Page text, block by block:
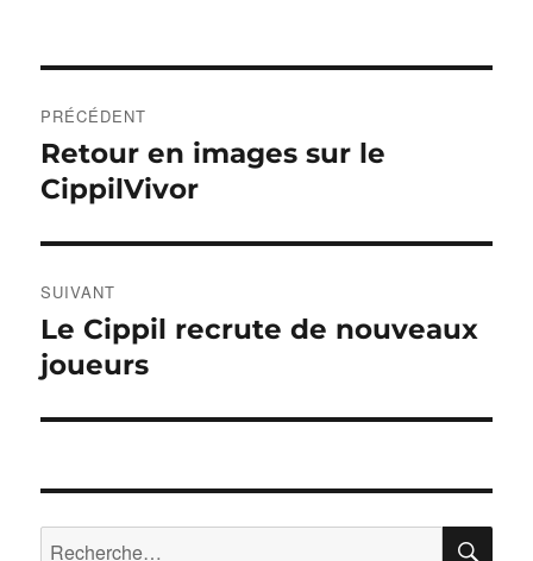
de
l’article
PRÉCÉDENT
Publication
précédente :
Retour en images sur le
CippilVivor
SUIVANT
Publication
suivante :
Le Cippil recrute de nouveaux
joueurs
Recherche